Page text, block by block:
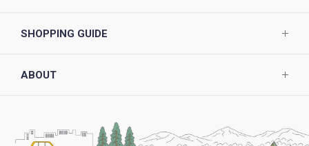
SHOPPING GUIDE
ABOUT